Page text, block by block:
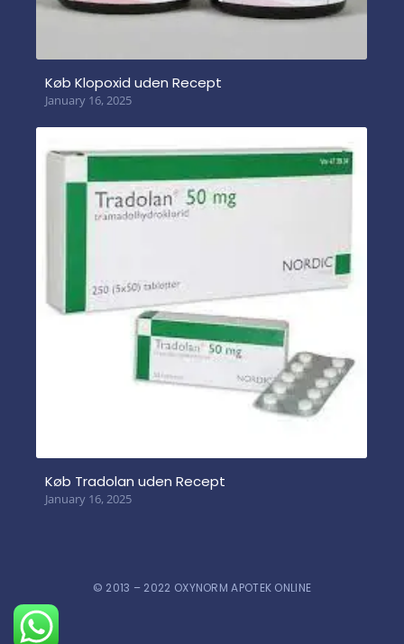
Køb Klopoxid uden Recept
January 16, 2025
Køb Tradolan uden Recept
January 16, 2025
© 2013 – 2022 OXYNORM APOTEK ONLINE